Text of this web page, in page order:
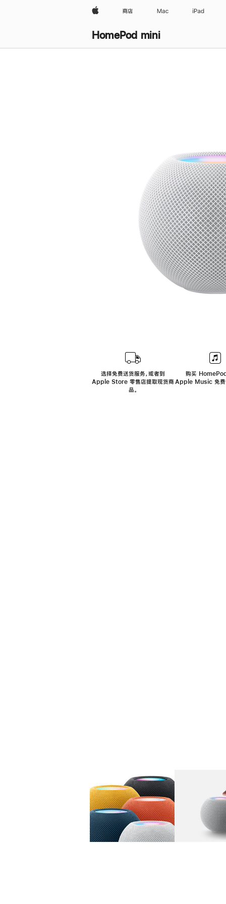
Apple 商店 Mac iPad
HomePod mini
选择免费送货服务，或者到
Apple Store 零售店提取现货商
品。
购买
Apple Music 免费
图库 图像 1